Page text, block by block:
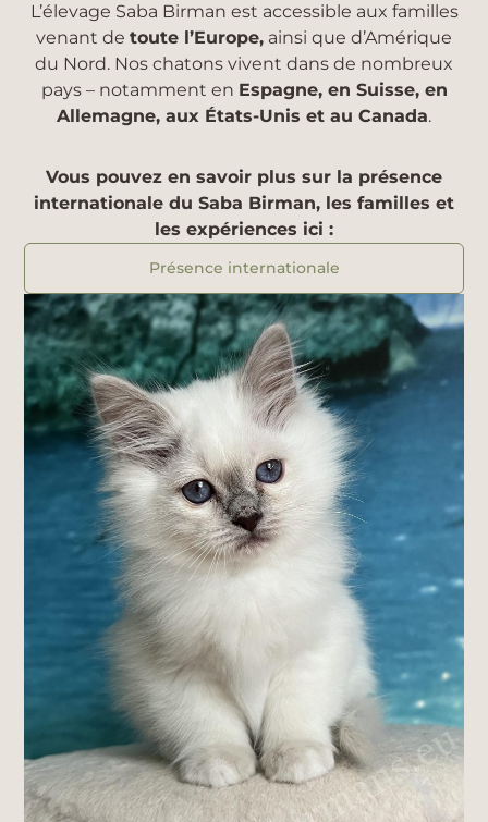
L’élevage Saba Birman est accessible aux familles
venant de toute l’Europe, ainsi que d’Amérique
du Nord. Nos chatons vivent dans de nombreux
pays – notamment en Espagne, en Suisse, en
Allemagne, aux États-Unis et au Canada.
Vous pouvez en savoir plus sur la présence
internationale du Saba Birman, les familles et
les expériences ici :
Présence internationale